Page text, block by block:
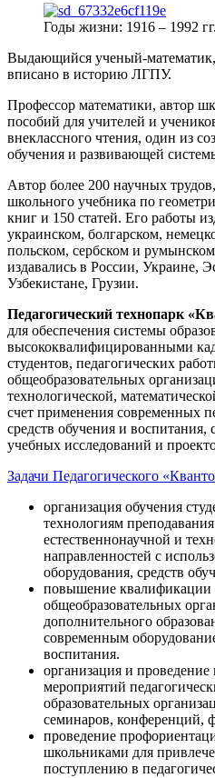
Годы жизни: 1916 – 1992 гг.
Выдающийся ученый-
вписано в историю ЛГПУ.
Профессор математики, автор
пособий для учителей и
внеклассного чтения, один из
обучения и развивающей
Автор более 200 научных
школьного учебника по
книг и 150 статей. Его работы
украинском, болгарском,
польском, сербском и
издавались в России, Украине,
Узбекистане, Грузии.
Педагогический технопарк
для обеспечения системы
высококвалифицированными
студентов, педагогических
общеобразовательных
технологической,
счет применения современных
средств обучения и воспитания,
учебных исследований и
Задачи Педагогического
организация обучения
технологиям
естественнонаучной и
направленностей с
оборудования, средств
повышение квалификации
общеобразовательных
дополнительного
современным
воспитания.
организация и
мероприятий
образовательных
семинаров, конференций,
проведение
школьниками для
поступлению в